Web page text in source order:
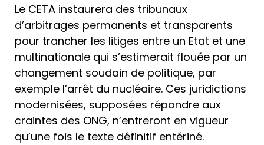
Le CETA instaurera des tribunaux
d’arbitrages permanents et transparents
pour trancher les litiges entre un Etat et une
multinationale qui s’estimerait flouée par un
changement soudain de politique, par
exemple l’arrêt du nucléaire. Ces juridictions
modernisées, supposées répondre aux
craintes des ONG, n’entreront en vigueur
qu’une fois le texte définitif entériné.